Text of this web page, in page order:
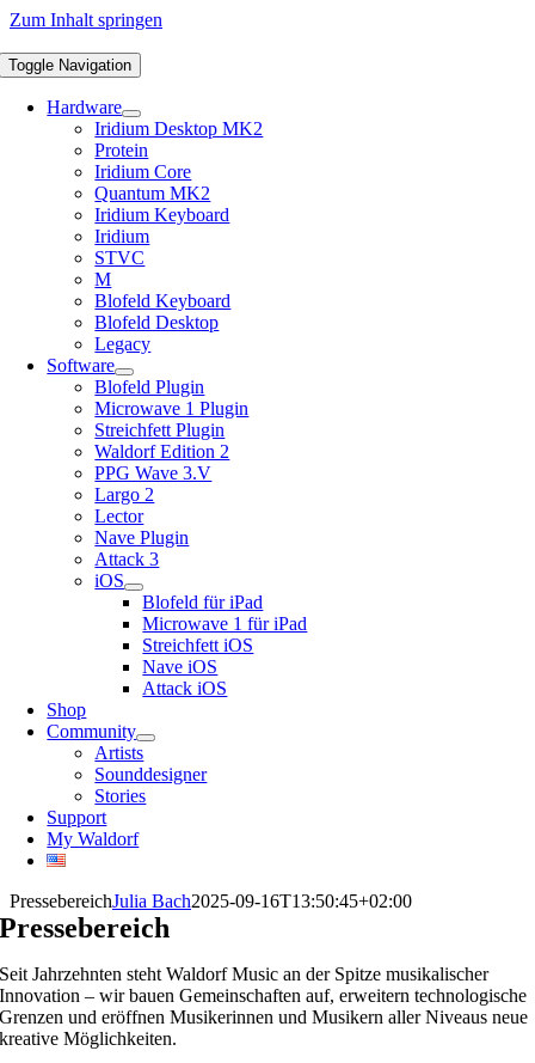
Zum Inhalt springen
Toggle Navigation
Hardware
Iridium Desktop MK2
Protein
Iridium Core
Quantum MK2
Iridium Keyboard
Iridium
STVC
M
Blofeld Keyboard
Blofeld Desktop
Legacy
Software
Blofeld Plugin
Microwave 1 Plugin
Streichfett Plugin
Waldorf Edition 2
PPG Wave 3.V
Largo 2
Lector
Nave Plugin
Attack 3
iOS
Blofeld für iPad
Microwave 1 für iPad
Streichfett iOS
Nave iOS
Attack iOS
Shop
Community
Artists
Sounddesigner
Stories
Support
My Waldorf
PressebereichJulia Bach2025-09-16T13:50:45+02:00
Pressebereich
Seit Jahrzehnten steht Waldorf Music an der Spitze musikalischer
Innovation – wir bauen Gemeinschaften auf, erweitern technologische
Grenzen und eröffnen Musikerinnen und Musikern aller Niveaus neue
kreative Möglichkeiten.